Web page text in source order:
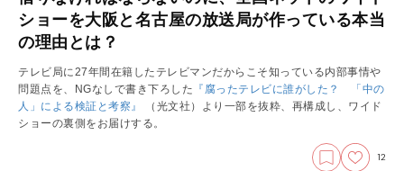
ショーを大阪と名古屋の放送局が作っている本当
の理由とは？
テレビ局に27年間在籍したテレビマンだからこそ知っている内部事情や
問題点を、NGなしで書き下ろした 『腐ったテレビに誰がした？ 「中の
人」による検証と考察』
（光文社）より一部を抜粋、再構成し、ワイド
ショーの裏側をお届けする。
12